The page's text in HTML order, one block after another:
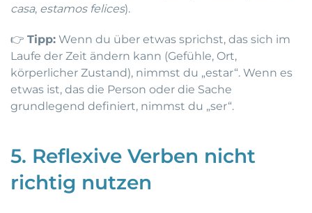
casa, estamos felices).
👉 Tipp: Wenn du über etwas sprichst, das sich im
Laufe der Zeit ändern kann (Gefühle, Ort,
körperlicher Zustand), nimmst du „estar“. Wenn es
etwas ist, das die Person oder die Sache
grundlegend definiert, nimmst du „ser“.
5. Reflexive Verben nicht
richtig nutzen